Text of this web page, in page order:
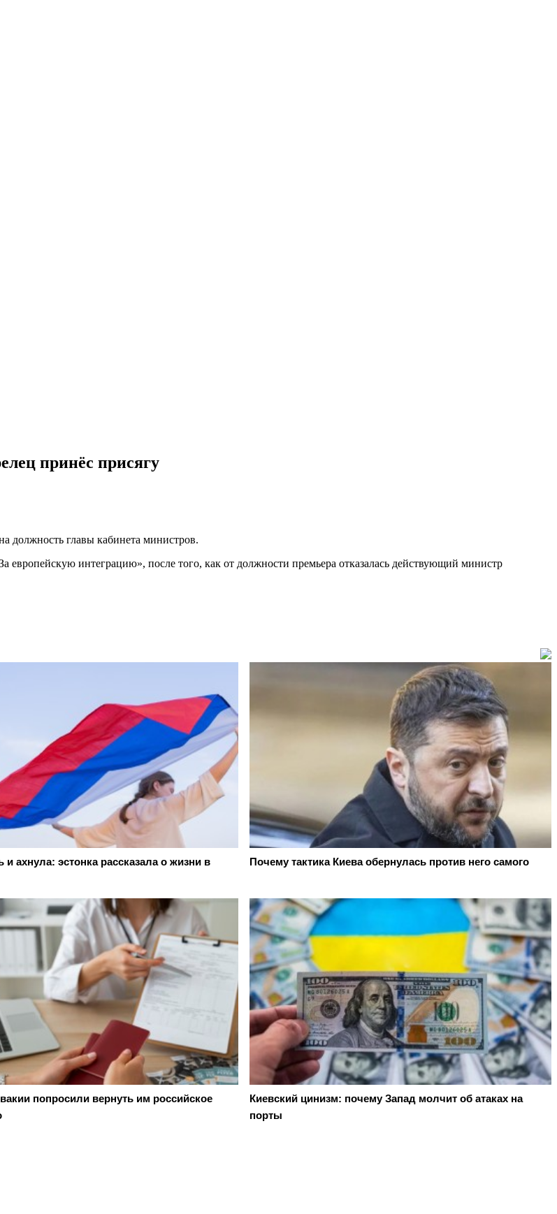
принёс присягу
должность главы кабинета министров.
европейскую интеграцию», после того, как от должности премьера отказалась действующий министр
и ахнула: эстонка рассказала о жизни в
Почему тактика Киева обернулась против него самого
попросили вернуть им российское
Киевский цинизм: почему Запад молчит об атаках на
порты